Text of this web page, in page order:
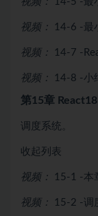
视频： 14-6 -最
视频： 14-7 -
视频： 14-8 -小
第15章
调度系统。
收起列表
视频： 15-1 -本
视频： 15-2 -调